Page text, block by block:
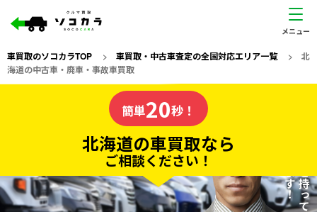
車買取のソコカラTOP > 車買取・中古車査定の全国対応エリア一覧> 北
海道の中古車・廃車・事故車買取
の車買取なら
ソコカラの 私たちが責任を持って
査定いたします！
簡単20秒！
北海道の車買取なら
ご相談ください！